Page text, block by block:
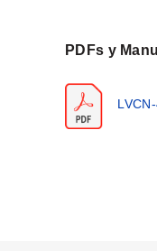
Salida: -99999
Punto decimal:
Indicación de
Interfaz de
PDFs y